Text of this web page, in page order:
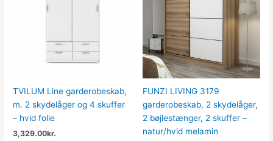
TVILUM Line garderobeskab,
m. 2 skydelåger og 4 skuffer
– hvid folie
3,329.00kr.
FUNZI LIVING 3179
garderobeskab, 2 skydelåger,
2 bøjlestænger, 2 skuffer –
natur/hvid melamin